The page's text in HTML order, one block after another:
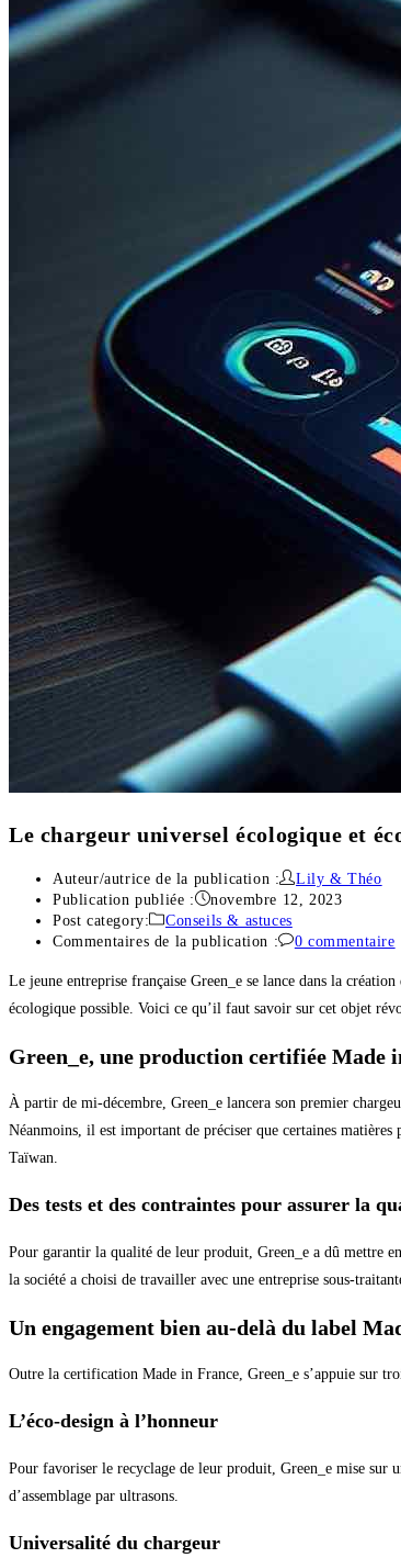
Le chargeur universel écologique et
Auteur/autrice de la publication :
Lily & Théo
Publication publiée :
novembre 12, 2023
Post category:
Conseils & astuces
Commentaires de la publication :
0 commentaire
Le jeune entreprise française Green_e se lance dans la
écologique possible. Voici ce qu’il faut savoir sur cet objet
Green_e, une production certifiée Made
À partir de mi-décembre, Green_e lancera son premier
Néanmoins, il est important de préciser que certaines matières
Taïwan.
Des tests et des contraintes pour assurer la
Pour garantir la qualité de leur produit, Green_e a dû mettre
la société a choisi de travailler avec une entreprise sous-
Un engagement bien au-delà du label
Outre la certification Made in France, Green_e s’appuie sur
L’éco-design à l’honneur
Pour favoriser le recyclage de leur produit, Green_e mise sur
d’assemblage par ultrasons.
Universalité du chargeur